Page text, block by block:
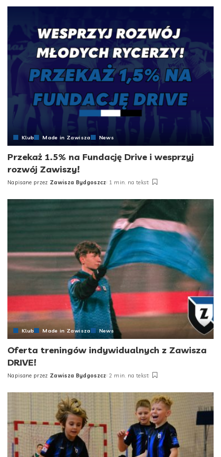
Klub Made in Zawisza News
Przekaż 1.5% na Fundację Drive i wesprzyj
rozwój Zawiszy!
Posted
Napisane przez Zawisza Bydgoszcz 1 min. na tekst
Klub Made in Zawisza News
Oferta treningów indywidualnych z Zawisza
DRIVE!
Posted
Napisane przez Zawisza Bydgoszcz 2 min. na tekst